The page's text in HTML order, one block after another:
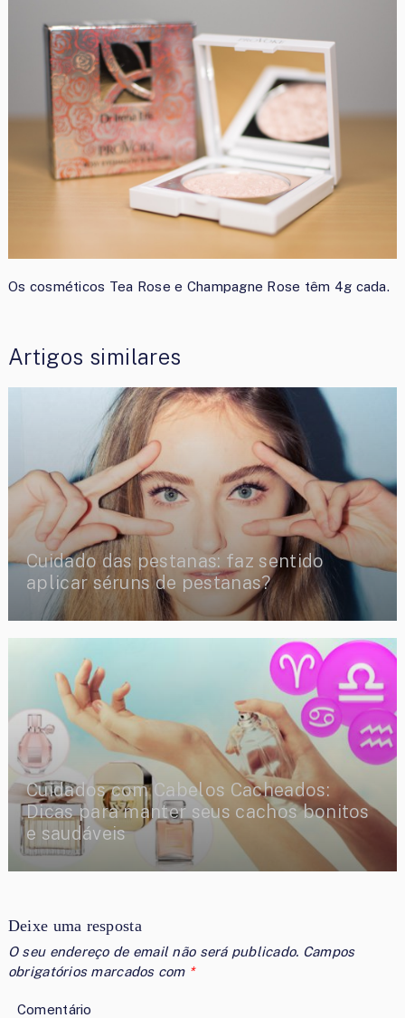
Os cosméticos Tea Rose e Champagne Rose têm 4g cada.
Artigos similares
Cuidado das pestanas: faz sentido
aplicar séruns de pestanas?
Cuidados com Cabelos Cacheados:
Dicas para manter seus cachos bonitos
e saudáveis
Deixe uma resposta
O seu endereço de email não será publicado. Campos
obrigatórios marcados com *
Comentário